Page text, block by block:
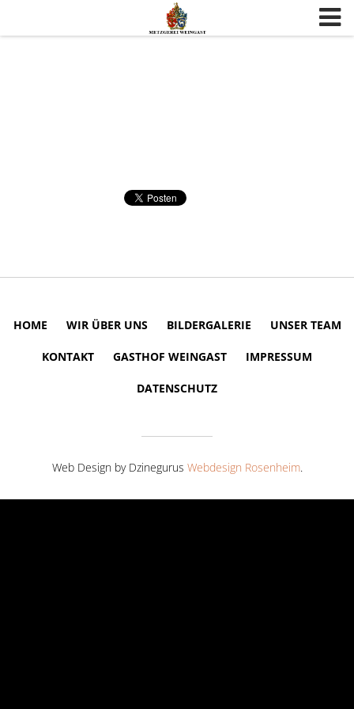
HOME WIR ÜBER UNS BILDERGALERIE UNSER TEAM
KONTAKT GASTHOF WEINGAST IMPRESSUM
DATENSCHUTZ
Web Design by Dzinegurus Webdesign Rosenheim.